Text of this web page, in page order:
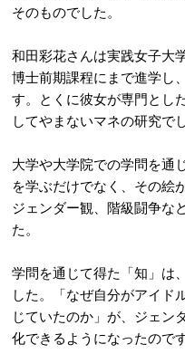
そのものでした。
和田彩花さんは実践女子大
博士前期課程にまで進学し
す。とくに彼女が専門とし
してやまないマネの研究でし
大学や大学院での学問を通
を学ぶだけでなく、その絵
ジェンダー観、階級闘争な
た。
学問を通じて得た「知」は
した。「なぜ自分がアイド
じていたのか」が、ジェン
化できるようになったのです